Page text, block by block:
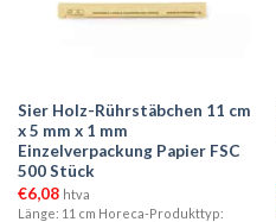
Sier Holz-Rührstäbchen 11 cm
x 5 mm x 1 mm
Einzelverpackung Papier FSC
500 Stück
€6,08 htva
Länge: 11 cm Horeca-Produkttyp: